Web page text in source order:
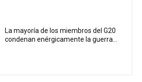
La mayoría de los miembros del G20
condenan enérgicamente la guerra...